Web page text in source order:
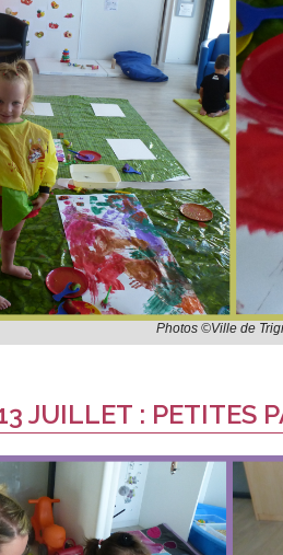
Photos ©Ville de
JUILLET : PETITES